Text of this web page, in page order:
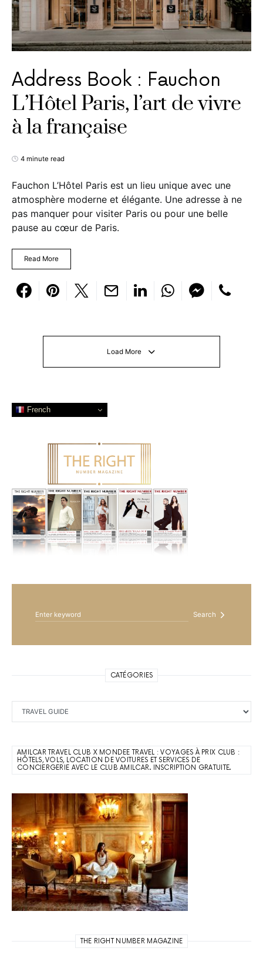
Address Book : Fauchon
L’Hôtel Paris, l’art de vivre
à la française
4 minute read
Fauchon L’Hôtel Paris est un lieu unique avec une
atmosphère moderne et élégante. Une adresse à ne
pas manquer pour visiter Paris ou pour une belle
pause au cœur de Paris.
Read More
Load More
French
Search
CATÉGORIES
AMILCAR TRAVEL CLUB X MONDEE TRAVEL : VOYAGES À PRIX CLUB :
HÔTELS, VOLS, LOCATION DE VOITURES ET SERVICES DE
CONCIERGERIE AVEC LE CLUB AMILCAR. INSCRIPTION GRATUITE.
THE RIGHT NUMBER MAGAZINE